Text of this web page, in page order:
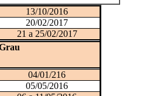
13/10/2016
20/02/2017
21 a 25/02/2017
04/01/216
05/05/2016